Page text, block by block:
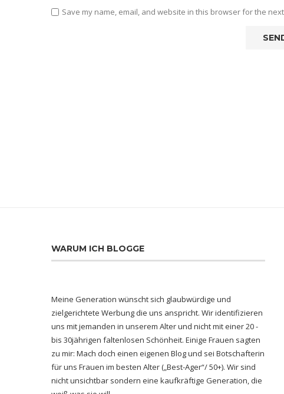
Save my name, email, and website in this browser for the
WARUM ICH BLOGGE
Meine Generation wünscht sich glaubwürdige und
zielgerichtete Werbung die uns anspricht. Wir identifizieren
uns mit jemanden in unserem Alter und nicht mit einer 20 -
bis 30jährigen faltenlosen Schönheit. Einige Frauen sagten
zu mir: Mach doch einen eigenen Blog und sei Botschafterin
für uns Frauen im besten Alter („Best-Ager“/ 50+). Wir sind
nicht unsichtbar sondern eine kaufkräftige Generation, die